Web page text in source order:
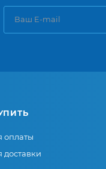
оплаты
доставки